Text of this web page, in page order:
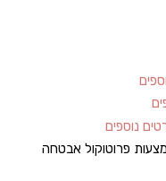
נוספים
פרוטוקול אבטחה